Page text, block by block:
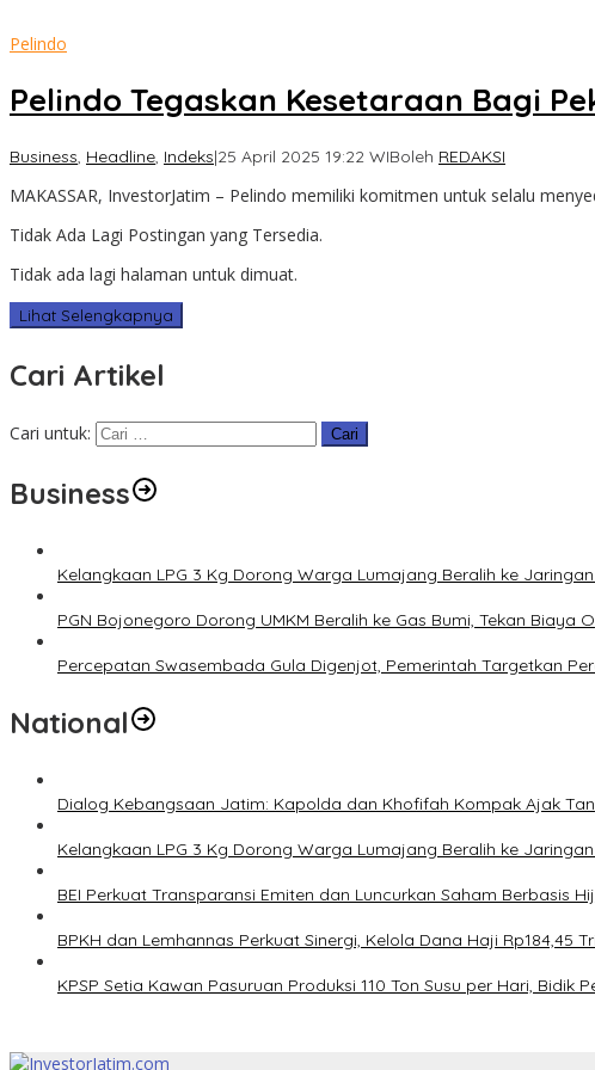
Pelindo
Pelindo Tegaskan Kesetaraan Bagi
Business, Headline, Indeks|25 April 2025 19:22 WIBoleh REDAKSI
MAKASSAR, InvestorJatim – Pelindo memiliki komitmen untuk selalu
Tidak Ada Lagi Postingan yang Tersedia.
Tidak ada lagi halaman untuk dimuat.
Lihat Selengkapnya
Cari Artikel
Cari untuk:
Business
Kelangkaan LPG 3 Kg Dorong Warga Lumajang Beralih ke
PGN Bojonegoro Dorong UMKM Beralih ke Gas Bumi, Tekan Biaya
Percepatan Swasembada Gula Digenjot, Pemerintah Targetkan
National
Dialog Kebangsaan Jatim: Kapolda dan Khofifah Kompak Ajak
Kelangkaan LPG 3 Kg Dorong Warga Lumajang Beralih ke
BEI Perkuat Transparansi Emiten dan Luncurkan Saham Berbasis
BPKH dan Lemhannas Perkuat Sinergi, Kelola Dana Haji Rp184,45
KPSP Setia Kawan Pasuruan Produksi 110 Ton Susu per Hari, Bidik